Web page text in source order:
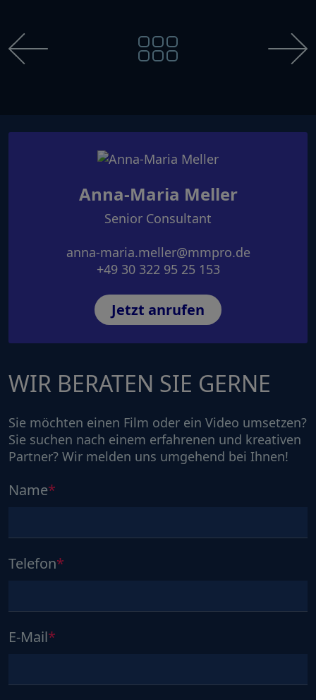
Anna-Maria Meller
Senior Consultant
anna-maria.meller@mmpro.de
+49 30 322 95 25 153
Jetzt anrufen
WIR BERATEN SIE GERNE
Sie möchten einen Film oder ein Video umsetzen?
Sie suchen nach einem erfahrenen und kreativen
Partner? Wir melden uns umgehend bei Ihnen!
Name
Telefon
E-Mail